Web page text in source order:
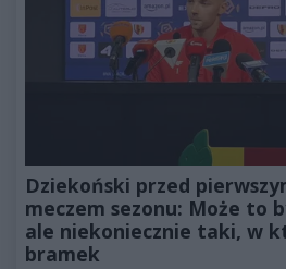
Dziekoński przed
meczem sezonu: Może to
ale niekoniecznie taki, w
bramek